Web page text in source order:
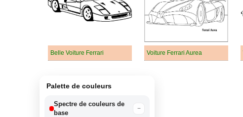
Belle Voiture Ferrari Voiture Ferrari Aurea
Palette de couleurs
Spectre de couleurs de
base
−